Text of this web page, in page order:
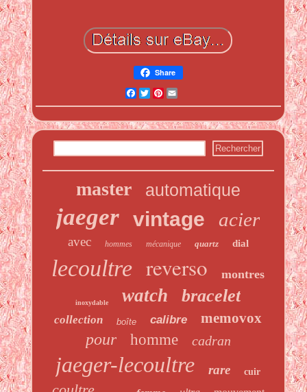
Share
Facebook
Twitter
Pinterest
Email
master automatique
jaeger vintage acier
avec hommes mécanique quartz dial
lecoultre reverso montres
inoxydable watch bracelet
collection boîte calibre memovox
pour homme cadran
jaeger-lecoultre rare cuir